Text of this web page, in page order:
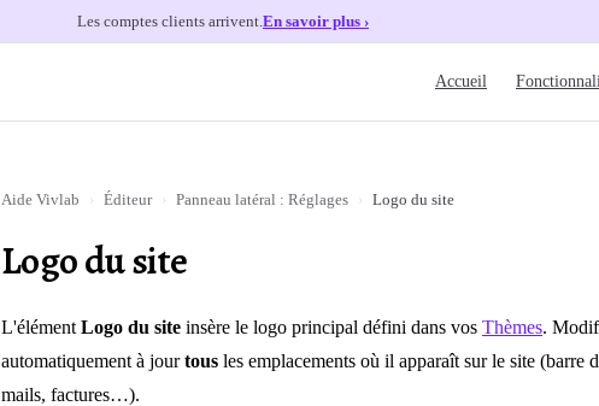
Les comptes clients arrivent. En savoir plus ›
Accueil
Aide Vivlab › Éditeur › Panneau latéral : Réglages › Logo du site
Logo du site
L'élément Logo du site insère le logo principal défini dans vos Thèmes.
automatiquement à jourtous les emplacements où il apparaît sur le site (barre
mails, factures…).